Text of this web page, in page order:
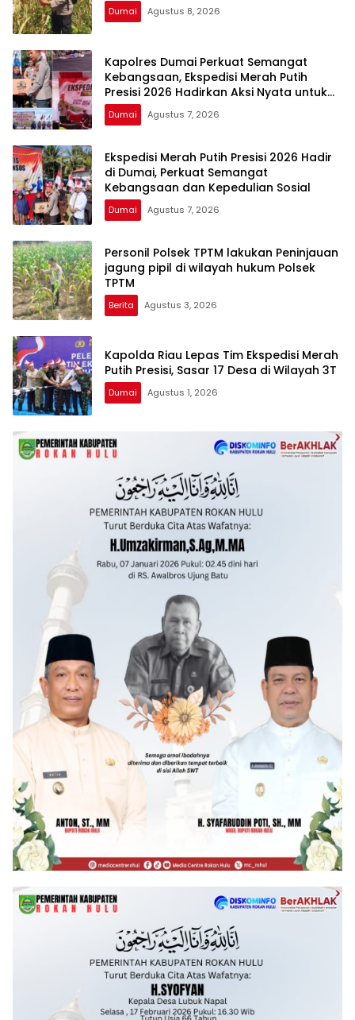
Dumai Agustus 8, 2026
Kapolres Dumai Perkuat Semangat
Kebangsaan, Ekspedisi Merah Putih
Presisi 2026 Hadirkan Aksi Nyata untuk
Rakyat
Dumai Agustus 7, 2026
Ekspedisi Merah Putih Presisi 2026 Hadir
di Dumai, Perkuat Semangat
Kebangsaan dan Kepedulian Sosial
Dumai Agustus 7, 2026
Personil Polsek TPTM lakukan Peninjauan
jagung pipil di wilayah hukum Polsek
TPTM
Berita Agustus 3, 2026
Kapolda Riau Lepas Tim Ekspedisi Merah
Putih Presisi, Sasar 17 Desa di Wilayah 3T
Dumai Agustus 1, 2026